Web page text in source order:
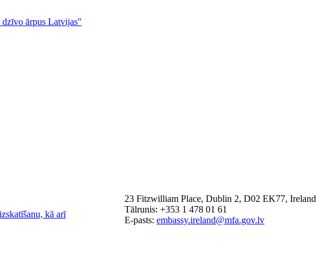
ārpus Latvijas"
kā arī
23 Fitzwilliam Place, Dublin 2, D02 EK77, Ireland
Tālrunis: +353 1 478 01 61
E-pasts: embassy.ireland@mfa.gov.lv